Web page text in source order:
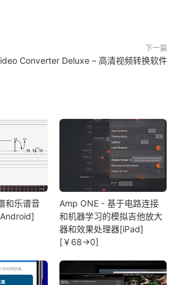
下一篇
Converter Deluxe – 高清视频转换软件
和乐谱音
Amp ONE - 基于电路连接
和机器学习的模拟吉他放大
器和效果处理器[iPad]
[￥68→0]